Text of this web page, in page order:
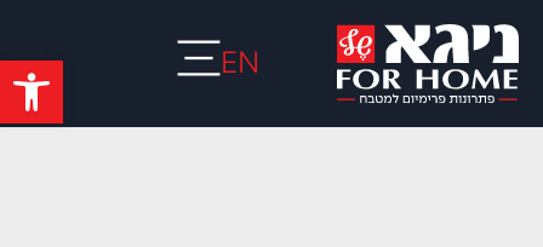
פתח EN